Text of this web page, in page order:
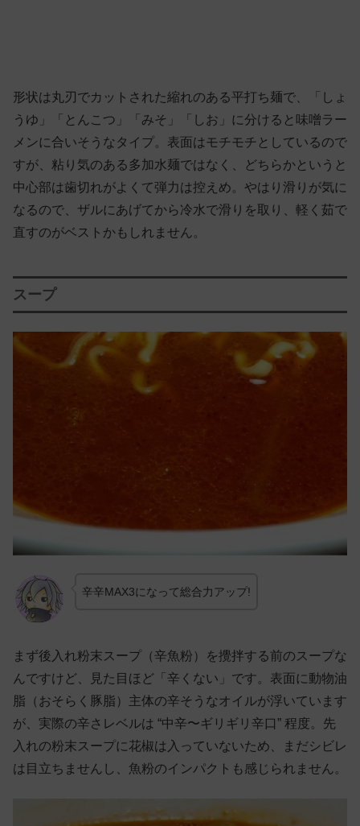
形状は丸刃でカットされた縮れのある平打ち麺で、「しょ
うゆ」「とんこつ」「みそ」「しお」に分けると味噌ラー
メンに合いそうなタイプ。表面はモチモチとしているので
すが、粘り気のある多加水麺ではなく、どちらかというと
中心部は歯切れがよくて弾力は控えめ。やはり滑りが気に
なるので、ザルにあげてから冷水で滑りを取り、軽く茹で
直すのがベストかもしれません。
スープ
辛辛MAX3になって総合力アップ!
まず後入れ粉末スープ（辛魚粉）を攪拌する前のスープな
んですけど、見た目ほど「辛くない」です。表面に動物油
脂（おそらく豚脂）主体の辛そうなオイルが浮いています
が、実際の辛さレベルは “中辛〜ギリギリ辛口” 程度。先
入れの粉末スープに花椒は入っていないため、まだシビレ
は目立ちませんし、魚粉のインパクトも感じられません。